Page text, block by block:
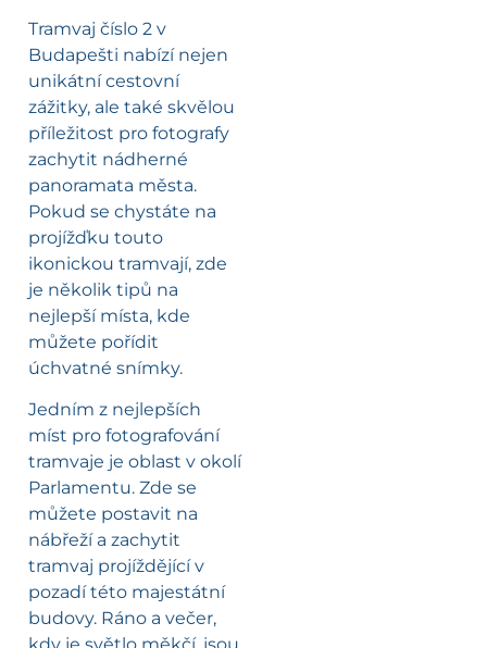
Tramvaj číslo 2 v
Budapešti nabízí nejen
unikátní cestovní
zážitky, ale také skvělou
příležitost pro fotografy
zachytit nádherné
panoramata města.
Pokud se chystáte na
projížďku touto
ikonickou tramvají, zde
je několik tipů na
nejlepší místa, kde
můžete pořídit
úchvatné snímky.
Jedním z nejlepších
míst pro fotografování
tramvaje je oblast v okolí
Parlamentu. Zde se
můžete postavit na
nábřeží a zachytit
tramvaj projíždějící v
pozadí této majestátní
budovy. Ráno a večer,